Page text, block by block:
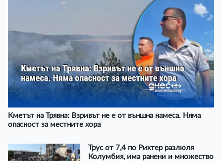
Кметът на Трявна: Взривът не е от външна намеса. Няма
опасност за местните хора
Трус от 7,4 по Рихтер разлюля
Колумбия, има ранени и множество